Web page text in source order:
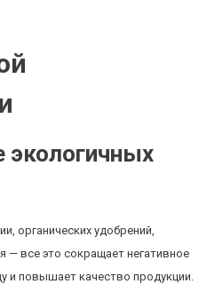
экологичных
органических удобрений,
— все это сокращает негативное
и повышает качество продукции.